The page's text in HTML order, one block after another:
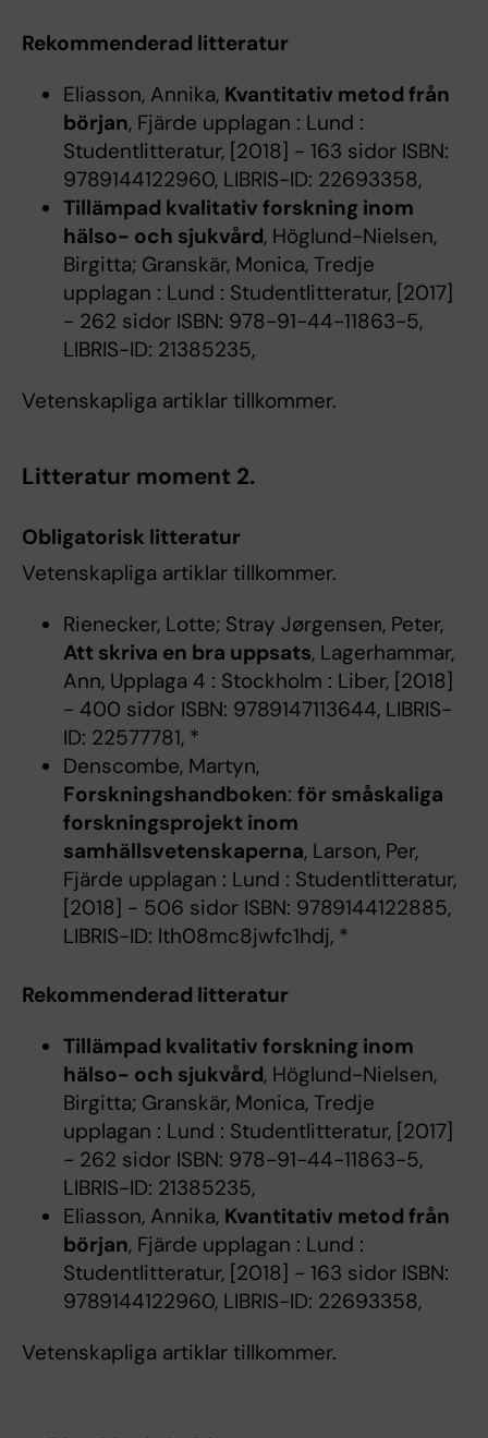
Rekommenderad litteratur
Eliasson, Annika, Kvantitativ metod från
början, Fjärde upplagan : Lund :
Studentlitteratur, [2018] - 163 sidor ISBN:
9789144122960, LIBRIS-ID: 22693358,
Tillämpad kvalitativ forskning inom
hälso- och sjukvård, Höglund-Nielsen,
Birgitta; Granskär, Monica, Tredje
upplagan : Lund : Studentlitteratur, [2017]
- 262 sidor ISBN: 978-91-44-11863-5,
LIBRIS-ID: 21385235,
Vetenskapliga artiklar tillkommer.
Litteratur moment 2.
Obligatorisk litteratur
Vetenskapliga artiklar tillkommer.
Rienecker, Lotte; Stray Jørgensen, Peter,
Att skriva en bra uppsats, Lagerhammar,
Ann, Upplaga 4 : Stockholm : Liber, [2018]
- 400 sidor ISBN: 9789147113644, LIBRIS-
ID: 22577781, *
Denscombe, Martyn,
Forskningshandboken: för småskaliga
forskningsprojekt inom
samhällsvetenskaperna, Larson, Per,
Fjärde upplagan : Lund : Studentlitteratur,
[2018] - 506 sidor ISBN: 9789144122885,
LIBRIS-ID: lth08mc8jwfc1hdj, *
Rekommenderad litteratur
Tillämpad kvalitativ forskning inom
hälso- och sjukvård, Höglund-Nielsen,
Birgitta; Granskär, Monica, Tredje
upplagan : Lund : Studentlitteratur, [2017]
- 262 sidor ISBN: 978-91-44-11863-5,
LIBRIS-ID: 21385235,
Eliasson, Annika, Kvantitativ metod från
början, Fjärde upplagan : Lund :
Studentlitteratur, [2018] - 163 sidor ISBN:
9789144122960, LIBRIS-ID: 22693358,
Vetenskapliga artiklar tillkommer.